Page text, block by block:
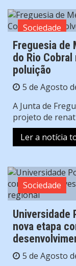
Sociedade
Freguesia de
do Rio
poluição
5 de Agosto
A Junta de
projeto de
Ler a notícia
Sociedade
Universidade
nova etapa
5 de Agosto